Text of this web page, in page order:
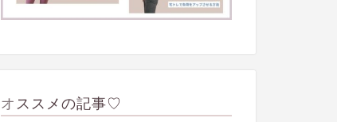
オススメの記事♡